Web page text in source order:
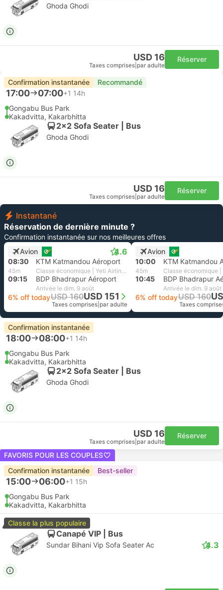
Ghoda Ghodi
USD 16
Taxes comprises par adulte
Réserver
Confirmation instantanée Recommandé
17:00 07:00+1 14h
Gongabu Bus Park
Kakadvitta, Kakarbhitta
2x2 Sofa Seater | Bus
Ghoda Ghodi
USD 16
Taxes comprises par adulte
Réserver
Instantané
Réservation de dernière minute ?
Confirmation instantanée sur nos meilleures offres
Avion
4.6
08:30 KTM Katmandou Aéroport
45m Classe économique | Yeti Airlines
09:15 BDP Bhadrapur Aéroport
Arrivée le dim. 9 août
6% off todayUSD 160USD 151
Taxes comprises par adulte
Avion
10:00
KTM Katmandou
45m
10:45 BDP Bhadrapur
Arrivée le dim. 9 août
6% off todayUSD 160
Taxes
Confirmation instantanée
18:00 08:00+1 14h
Gongabu Bus Park
Kakadvitta, Kakarbhitta
2x2 Sofa Seater | Bus
Ghoda Ghodi
USD 16
Taxes comprises par adulte
Réserver
FAVORIS POUR LES COUPLES
Confirmation instantanée
Best-seller
15:00 06:00+1 15h
Gongabu Bus Park
Kakadvitta, Kakarbhitta
Classe la plus populaire
Canapé VIP | Bus
Sundar Bihani Vip Sofa Seater Ac 4.3